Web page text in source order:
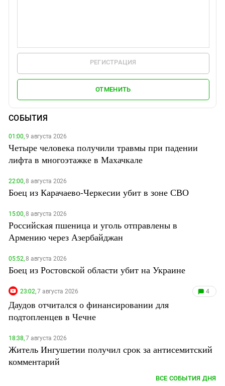
РЕГИСТРАЦИЯ
ОТМЕНИТЬ
СОБЫТИЯ
01:00,9 августа 2026
Четыре человека получили травмы при падении
лифта в многоэтажке в Махачкале
22:00,8 августа 2026
Боец из Карачаево-Черкесии убит в зоне СВО
15:00,8 августа 2026
Российская пшеница и уголь отправлены в
Армению через Азербайджан
05:52,8 августа 2026
Боец из Ростовской области убит на Украине
23:02,7 августа 2026 4
Даудов отчитался о финансировании для
подтопленцев в Чечне
18:38,7 августа 2026
Житель Ингушетии получил срок за антисемитский
комментарий
ВСЕ СОБЫТИЯ ДНЯ